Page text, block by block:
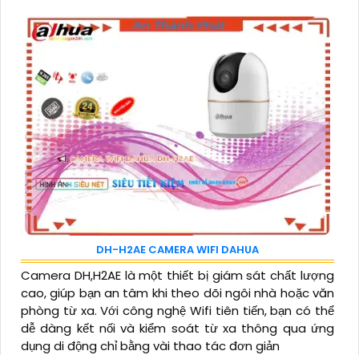
DH-H2AE CAMERA WIFI DAHUA
Camera DH,H2AE là một thiết bị giám sát chất lượng
cao, giúp bạn an tâm khi theo dõi ngôi nhà hoặc văn
phòng từ xa. Với công nghệ Wifi tiên tiến, bạn có thể
dễ dàng kết nối và kiểm soát từ xa thông qua ứng
dụng di động chỉ bằng vài thao tác đơn giản